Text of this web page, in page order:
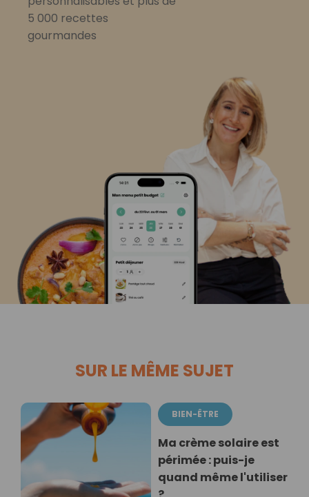
5 000 recettes
gourmandes
SUR LE MÊME SUJET
BIEN-ÊTRE
Ma crème solaire est
périmée : puis-je
quand même l'utiliser